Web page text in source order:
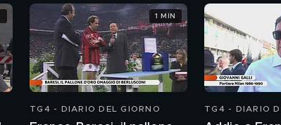
TG4 - DIARIO DEL GIORNO
1 MIN
TG4 - DIARIO